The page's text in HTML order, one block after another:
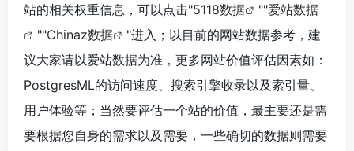
站的相关权重信息，可以点击"5118数据 ""爱站数据
""Chinaz数据
"进入；以目前的网站数据参考，建
议大家请以爱站数据为准，更多网站价值评估因素如：
PostgresML的访问速度、搜索引擎收录以及索引量、
用户体验等；当然要评估一个站的价值，最主要还是需
要根据您自身的需求以及需要，一些确切的数据则需要